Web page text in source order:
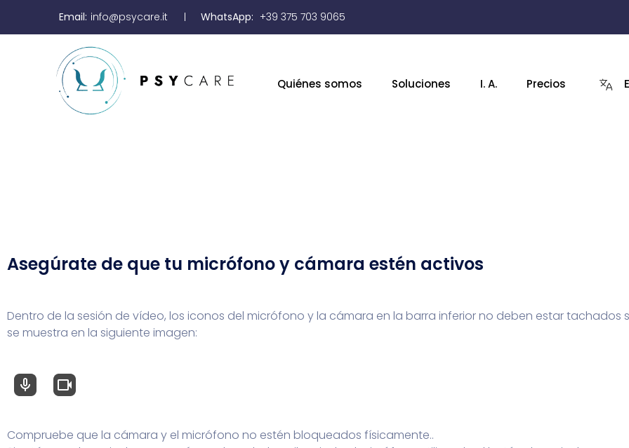
Email: info@psycare.it WhatsApp: +39 375 703 9065
Quiénes somos Soluciones I. A. Precios
Asegúrate de que tu micrófono y cámara estén activos
Dentro de la sesión de vídeo, los iconos del micrófono y la cámara en la barra inferior no deben estar
se muestra en la siguiente imagen:
Compruebe que la cámara y el micrófono no estén bloqueados físicamente..